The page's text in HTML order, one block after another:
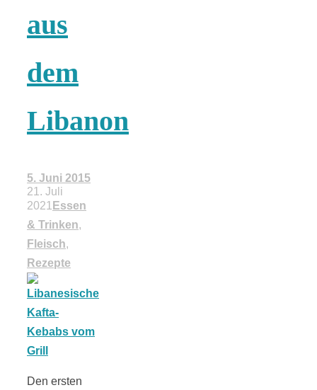
aus
dem
Libanon
5. Juni 2015
21. Juli
2021 Essen
& Trinken,
Fleisch,
Rezepte
Den ersten